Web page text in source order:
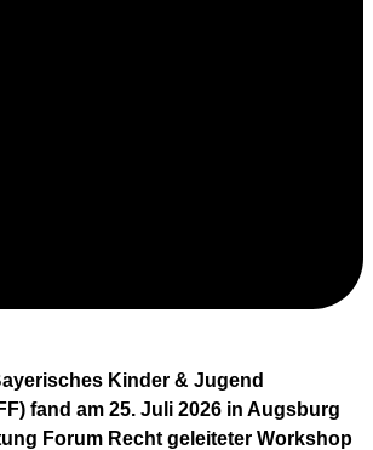
Kinder & Jugend
fand am 25. Juli 2026 in Augsburg
Forum Recht geleiteter Workshop